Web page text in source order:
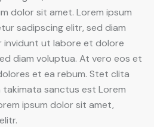
dolor sit amet. Lorem ipsum
sadipscing elitr, sed diam
invidunt ut labore et dolore
diam voluptua. At vero eos et
et ea rebum. Stet clita
takimata sanctus est Lorem
ipsum dolor sit amet,